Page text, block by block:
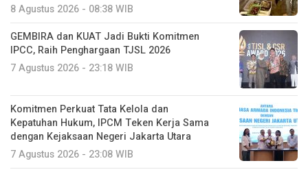
8 Agustus 2026 - 08:38 WIB
GEMBIRA dan KUAT Jadi Bukti Komitmen
IPCC, Raih Penghargaan TJSL 2026
7 Agustus 2026 - 23:18 WIB
Komitmen Perkuat Tata Kelola dan
Kepatuhan Hukum, IPCM Teken Kerja Sama
dengan Kejaksaan Negeri Jakarta Utara
7 Agustus 2026 - 23:08 WIB